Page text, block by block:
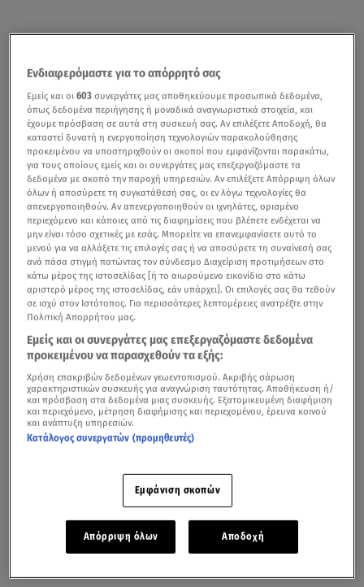
Ενδιαφερόμαστε για το απόρρητό σας
Εμείς και οι603 συνεργάτες μας αποθηκεύουμε προσωπικά δεδομένα,
όπως δεδομένα περιήγησης ή μοναδικά αναγνωριστικά στοιχεία, και
έχουμε πρόσβαση σε αυτά στη συσκευή σας. Αν επιλέξετε Αποδοχή, θα
καταστεί δυνατή η ενεργοποίηση τεχνολογιών παρακολούθησης
προκειμένου να υποστηριχθούν οι σκοποί που εμφανίζονται παρακάτω,
για τους οποίους εμείς και οι συνεργάτες μας επεξεργαζόμαστε τα
δεδομένα με σκοπό την παροχή υπηρεσιών. Αν επιλέξετε Απόρριψη όλων
όλων ή αποσύρετε τη συγκατάθεσή σας, οι εν λόγω τεχνολογίες θα
απενεργοποιηθούν. Αν απενεργοποιηθούν οι ιχνηλάτες, ορισμένο
περιεχόμενο και κάποιες από τις διαφημίσεις που βλέπετε ενδέχεται να
μην είναι τόσο σχετικές με εσάς. Μπορείτε να επανεμφανίσετε αυτό το
μενού για να αλλάξετε τις επιλογές σας ή να αποσύρετε τη συναίνεσή σας
ανά πάσα στιγμή πατώντας τον σύνδεσμο Διαχείριση προτιμήσεων στο
κάτω μέρος της ιστοσελίδας [ή το αιωρούμενο εικονίδιο στο κάτω
αριστερό μέρος της ιστοσελίδας, εάν υπάρχει]. Οι επιλογές σας θα τεθούν
σε ισχύ στον Ιστότοπος. Για περισσότερες λεπτομέρειες ανατρέξτε στην
Πολιτική Απορρήτου μας.
Εμείς και οι συνεργάτες μας επεξεργαζόμαστε δεδομένα
προκειμένου να παρασχεθούν τα εξής:
Χρήση επακριβών δεδομένων γεωεντοπισμού. Ακριβής σάρωση
χαρακτηριστικών συσκευής για αναγνώριση ταυτότητας. Αποθήκευση ή/
και πρόσβαση στα δεδομένα μιας συσκευής. Εξατομικευμένη διαφήμιση
και περιεχόμενο, μέτρηση διαφήμισης και περιεχομένου, έρευνα κοινού
και ανάπτυξη υπηρεσιών.
Κατάλογος συνεργατών (προμηθευτές)
Εμφάνιση σκοπών
Απόρριψη όλων Αποδοχή